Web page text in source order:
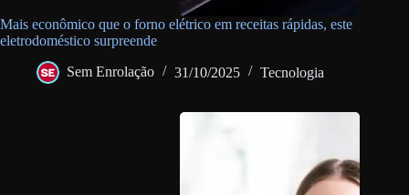
Mais econômico que o forno elétrico em receitas rápidas, este
eletrodoméstico surpreende
Sem Enrolação 31/10/2025 Tecnologia